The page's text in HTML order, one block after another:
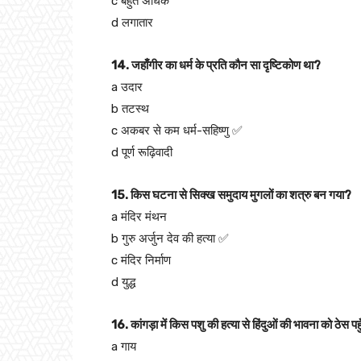
d लगातार
14. जहाँगीर का धर्म के प्रति कौन सा दृष्टिकोण था?
a उदार
b तटस्थ
c अकबर से कम धर्म-सहिष्णु ✅
d पूर्ण रूढ़िवादी
15. किस घटना से सिक्ख समुदाय मुगलों का शत्रु बन गया?
a मंदिर मंथन
b गुरु अर्जुन देव की हत्या ✅
c मंदिर निर्माण
d युद्ध
16. कांगड़ा में किस पशु की हत्या से हिंदुओं की भावना को ठेस
a गाय